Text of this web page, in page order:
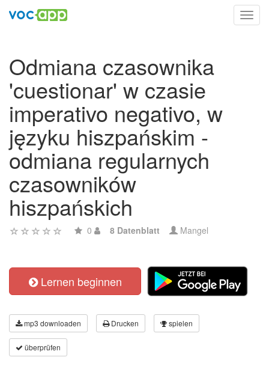
Odmiana czasownika
'cuestionar' w czasie
imperativo negativo, w
języku hiszpańskim -
odmiana regularnych
czasowników
hiszpańskich
0 8 Datenblatt Mangel
Lernen beginnen
mp3 downloaden Drucken spielen
überprüfen